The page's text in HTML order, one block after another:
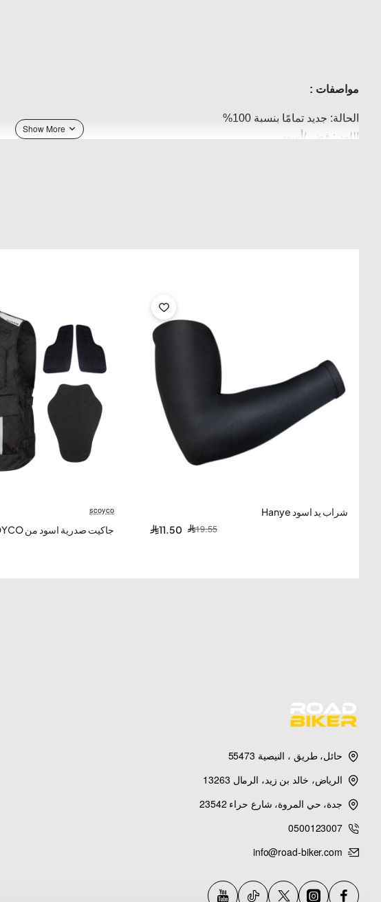
مواصفات :
الحالة: جديد تمامًا بنسبة 100%
اللون: فضي/أسود
مناسب لهوندا جولدوينج GL1200
-41%
شراب يد اسود Hanye
11.50
19.55
-8%
scoyco
جاكيت صدرية اسود من SCOYCO
حائل، طريق ، النيصية 55473
الرياض، خالد بن زيد، الرمال 13263
جدة، حي المروة، شارع حراء 23542
0500123007
info@road-biker.com